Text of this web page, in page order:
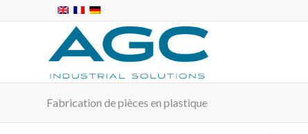
Fabrication de pièces en plastique